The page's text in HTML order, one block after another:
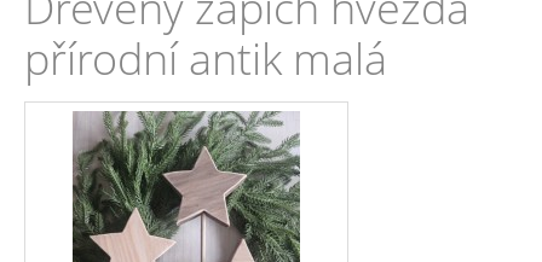
přírodní antik malá